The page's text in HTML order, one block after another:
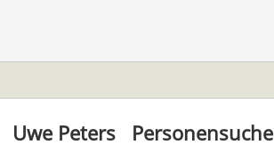
Uwe PetersPersonensuche